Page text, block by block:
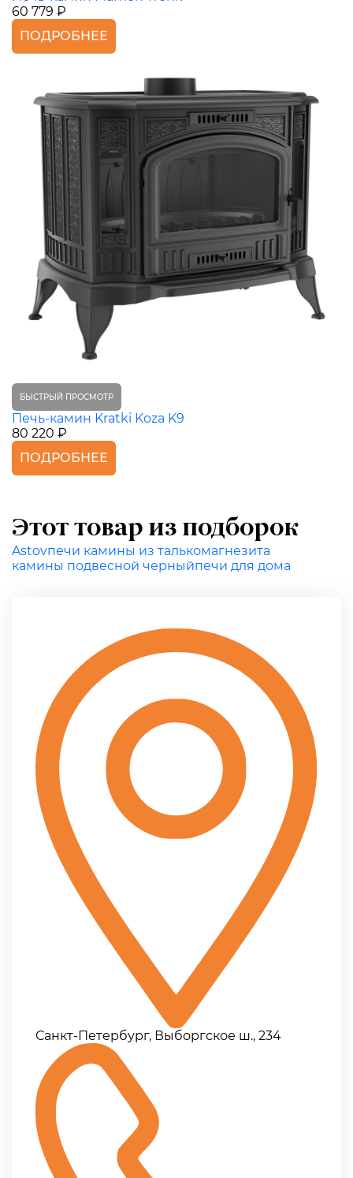
60 779 ₽
ПОДРОБНЕЕ
БЫСТРЫЙ ПРОСМОТР
Печь-камин Kratki Koza K9
80 220 ₽
ПОДРОБНЕЕ
Этот товар из подборок
Astovпечи камины из талькомагнезита
камины подвесной черныйпечи для дома
Санкт-Петербург, Выборгское ш., 234